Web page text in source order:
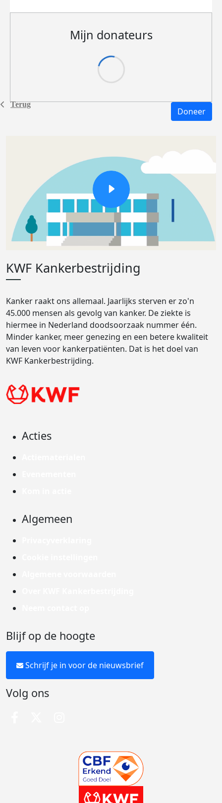
Terug
Mijn donateurs
Doneer
KWF Kankerbestrijding
Kanker raakt ons allemaal. Jaarlijks sterven er zo'n
45.000 mensen als gevolg van kanker. De ziekte is
hiermee in Nederland doodsoorzaak nummer één.
Minder kanker, meer genezing en een betere kwaliteit
van leven voor kankerpatiënten. Dat is het doel van
KWF Kankerbestrijding.
Acties
Algemeen
Blijf op de hoogte
Schrijf je in voor de nieuwsbrief
Volg ons